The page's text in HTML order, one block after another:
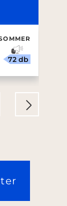
72 db